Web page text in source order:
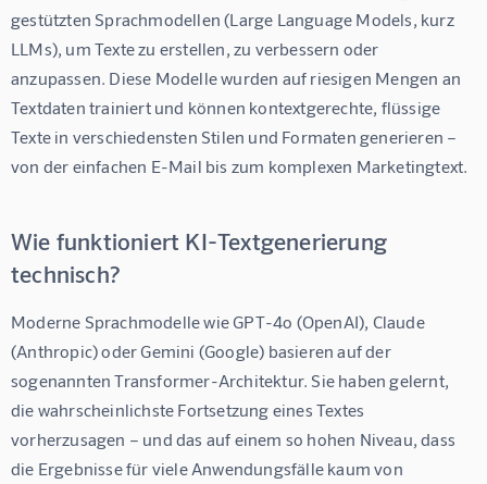
gestützten Sprachmodellen (Large Language Models, kurz
LLMs), um Texte zu erstellen, zu verbessern oder
anzupassen. Diese Modelle wurden auf riesigen Mengen an
Textdaten trainiert und können kontextgerechte, flüssige
Texte in verschiedensten Stilen und Formaten generieren –
von der einfachen E-Mail bis zum komplexen Marketingtext.
Wie funktioniert KI-Textgenerierung
technisch?
Moderne Sprachmodelle wie GPT-4o (OpenAI), Claude
(Anthropic) oder Gemini (Google) basieren auf der
sogenannten Transformer-Architektur. Sie haben gelernt,
die wahrscheinlichste Fortsetzung eines Textes
vorherzusagen – und das auf einem so hohen Niveau, dass
die Ergebnisse für viele Anwendungsfälle kaum von